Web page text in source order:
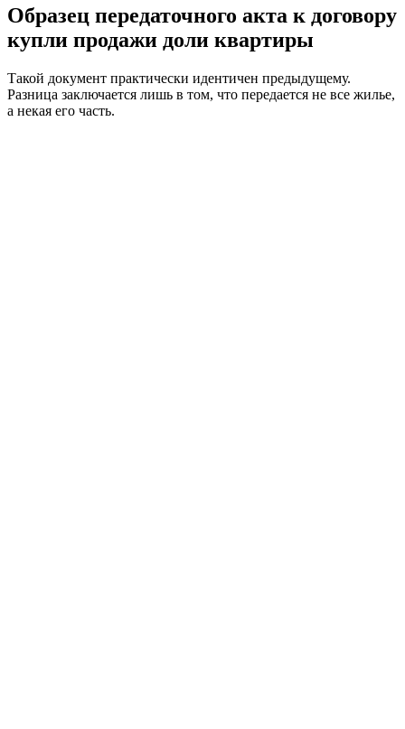
Образец передаточного акта к договору
купли продажи доли квартиры
Такой документ практически идентичен предыдущему.
Разница заключается лишь в том, что передается не все жилье,
а некая его часть.